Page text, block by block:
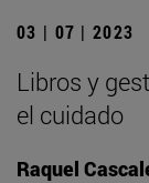
03 | 07 | 2023
Libros y
el cuidado
Raquel